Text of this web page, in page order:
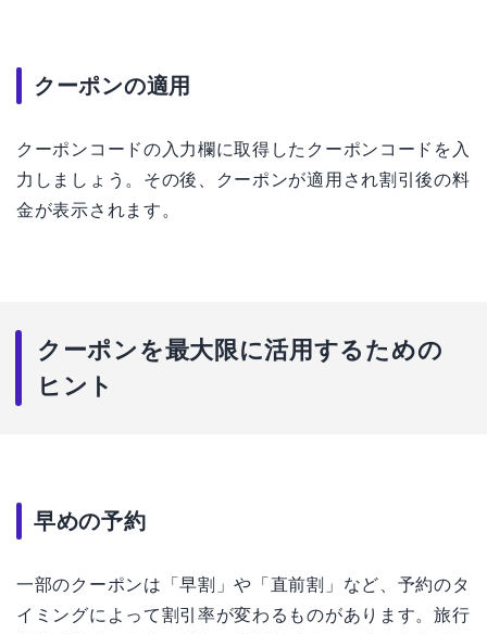
クーポンの適用
クーポンコードの入力欄に取得したクーポンコードを入
力しましょう。その後、クーポンが適用され割引後の料
金が表示されます。
クーポンを最大限に活用するための
ヒント
早めの予約
一部のクーポンは「早割」や「直前割」など、予約のタ
イミングによって割引率が変わるものがあります。旅行